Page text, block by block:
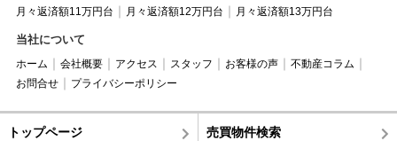
月々返済額11万円台
月々返済額12万円台 月々返済額13万円台
当社について
ホーム 会社概要 アクセス スタッフ お客様の声
不動産コラム
お問合せ
プライバシーポリシー
トップページ 売買物件検索